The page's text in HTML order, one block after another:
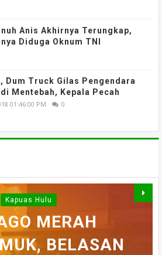
Anis Akhirnya Terungkap,
Diduga Oknum TNI
Dum Truck Gilas Pengendara
Mentebah, Kepala Pecah
01:46:00 PM 0
SEI AJUNG
DILAPORKAN
Kapuas Hulu
MERAH
BELASAN
SEKARAT, H